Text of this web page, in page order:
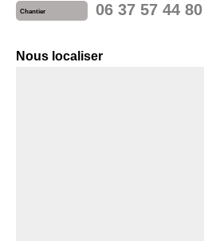
Chantier 06 37 57 44 80
Nous localiser